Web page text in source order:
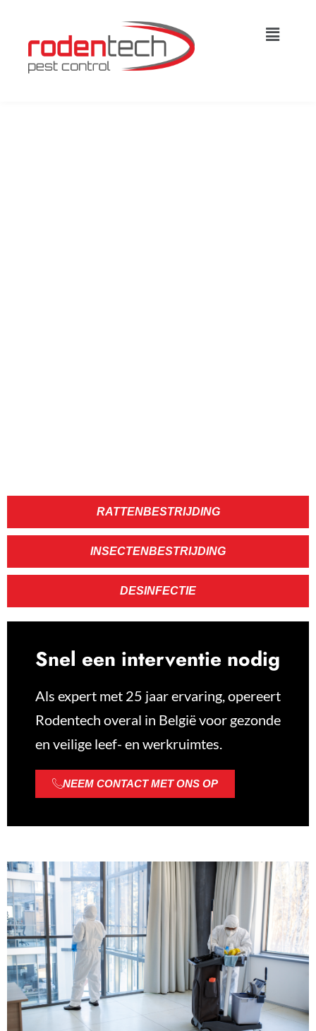
RATTENBESTRIJDING
INSECTENBESTRIJDING
DESINFECTIE
Snel een interventie nodig
Als expert met 25 jaar ervaring, opereert
Rodentech overal in België voor gezonde
en veilige leef- en werkruimtes.
NEEM CONTACT MET ONS OP